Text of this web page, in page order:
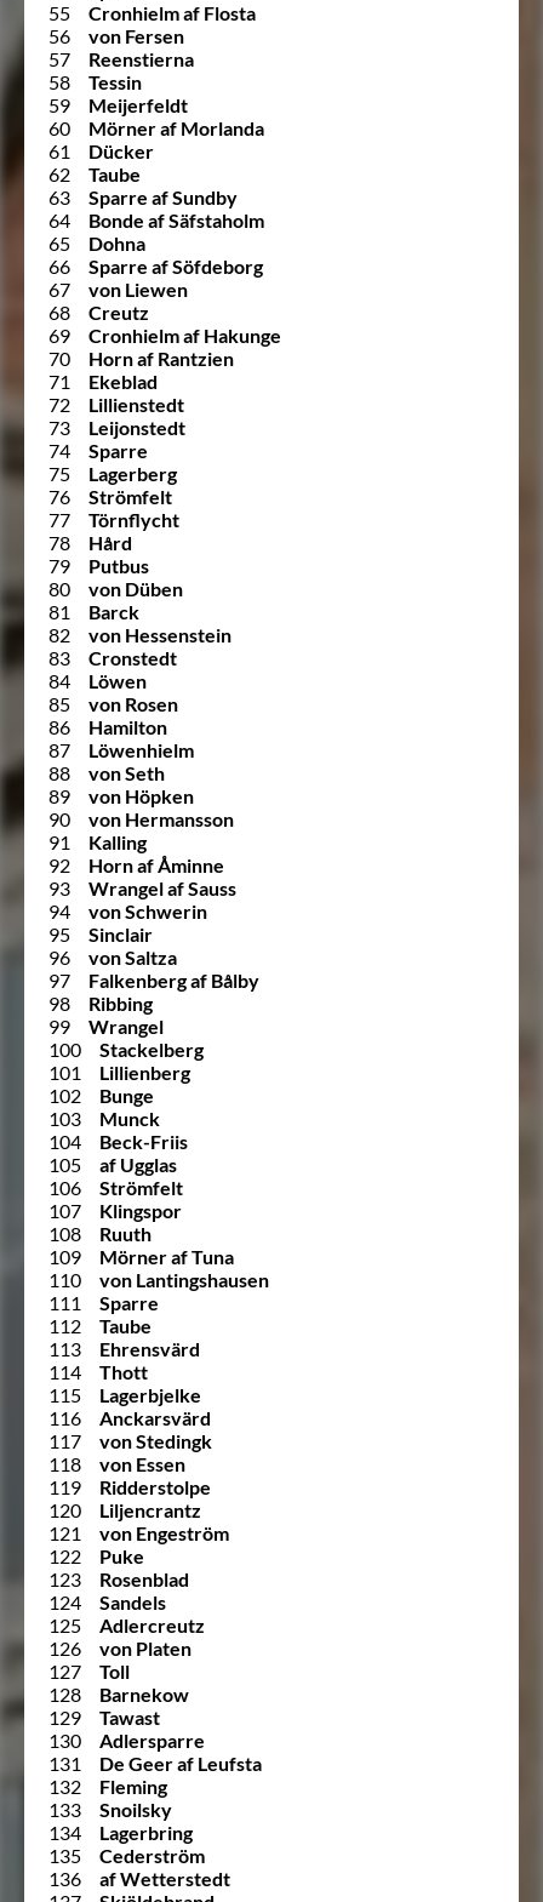
55
Cronhielm af Flosta
56
von Fersen
57
Reenstierna
58
Tessin
59
Meijerfeldt
60
Mörner af Morlanda
61
Dücker
62
Taube
63
Sparre af Sundby
64
Bonde af Säfstaholm
65
Dohna
66
Sparre af Söfdeborg
67
von Liewen
68
Creutz
69
Cronhielm af Hakunge
70
Horn af Rantzien
71
Ekeblad
72
Lillienstedt
73
Leijonstedt
74
Sparre
75
Lagerberg
76
Strömfelt
77
Törnflycht
78
Hård
79
Putbus
80
von Düben
81
Barck
82
von Hessenstein
83
Cronstedt
84
Löwen
85
von Rosen
86
Hamilton
87
Löwenhielm
88
von Seth
89
von Höpken
90
von Hermansson
91
Kalling
92
Horn af Åminne
93
Wrangel af Sauss
94
von Schwerin
95
Sinclair
96
von Saltza
97
Falkenberg af Bålby
98
Ribbing
99
Wrangel
100
Stackelberg
101
Lillienberg
102
Bunge
103
Munck
104
Beck-Friis
105
af Ugglas
106
Strömfelt
107
Klingspor
108
Ruuth
109
Mörner af Tuna
110
von Lantingshausen
111
Sparre
112
Taube
113
Ehrensvärd
114
Thott
115
Lagerbjelke
116
Anckarsvärd
117
von Stedingk
118
von Essen
119
Ridderstolpe
120
Liljencrantz
121
von Engeström
122
Puke
123
Rosenblad
124
Sandels
125
Adlercreutz
126
von Platen
127
Toll
128
Barnekow
129
Tawast
130
Adlersparre
131
De Geer af Leufsta
132
Fleming
133
Snoilsky
134
Lagerbring
135
Cederström
136
af Wetterstedt